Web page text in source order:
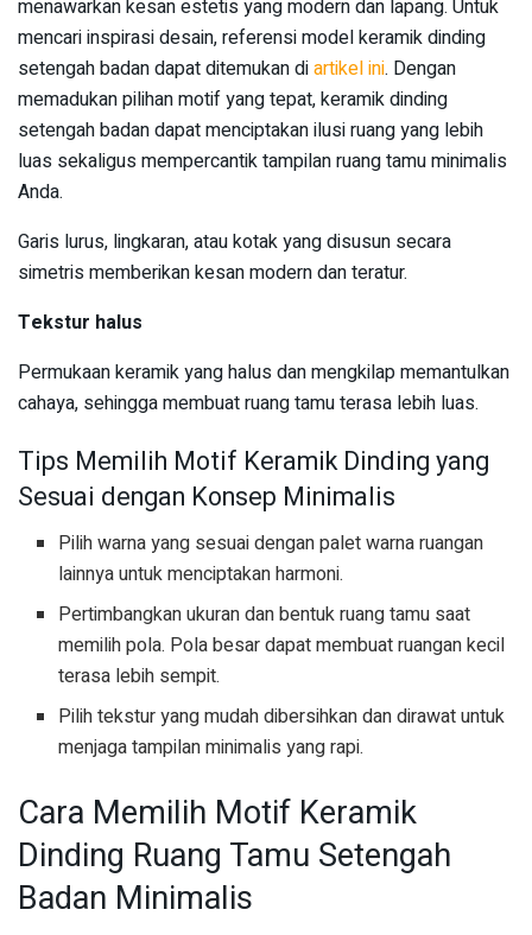
menawarkan kesan estetis yang modern dan lapang. Untuk
mencari inspirasi desain, referensi model keramik dinding
setengah badan dapat ditemukan diartikel ini. Dengan
memadukan pilihan motif yang tepat, keramik dinding
setengah badan dapat menciptakan ilusi ruang yang lebih
luas sekaligus mempercantik tampilan ruang tamu minimalis
Anda.
Garis lurus, lingkaran, atau kotak yang disusun secara
simetris memberikan kesan modern dan teratur.
Tekstur halus
Permukaan keramik yang halus dan mengkilap memantulkan
cahaya, sehingga membuat ruang tamu terasa lebih luas.
Tips Memilih Motif Keramik Dinding yang
Sesuai dengan Konsep Minimalis
Pilih warna yang sesuai dengan palet warna ruangan
lainnya untuk menciptakan harmoni.
Pertimbangkan ukuran dan bentuk ruang tamu saat
memilih pola. Pola besar dapat membuat ruangan kecil
terasa lebih sempit.
Pilih tekstur yang mudah dibersihkan dan dirawat untuk
menjaga tampilan minimalis yang rapi.
Cara Memilih Motif Keramik
Dinding Ruang Tamu Setengah
Badan Minimalis